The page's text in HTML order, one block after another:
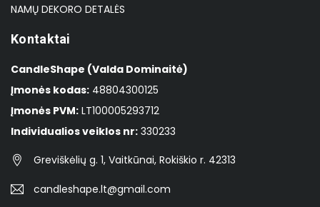
NAMŲ DEKORO DETALĖS
Kontaktai
CandleShape (Valda Dominaitė)
Įmonės kodas: 48804300125
Įmonės PVM: LT100005293712
Individualios veiklos nr: 330233
Greviškėlių g. 1, Vaitkūnai, Rokiškio r. 42313
candleshape.lt@gmail.com